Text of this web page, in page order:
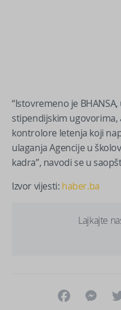
“Istovremeno je
stipendijskim ugovorima,
kontrolore letenja koji
ulaganja Agencije u
kadra”, navodi se u
Izvor vijesti: haber.ba
Lajkajte
Facebook